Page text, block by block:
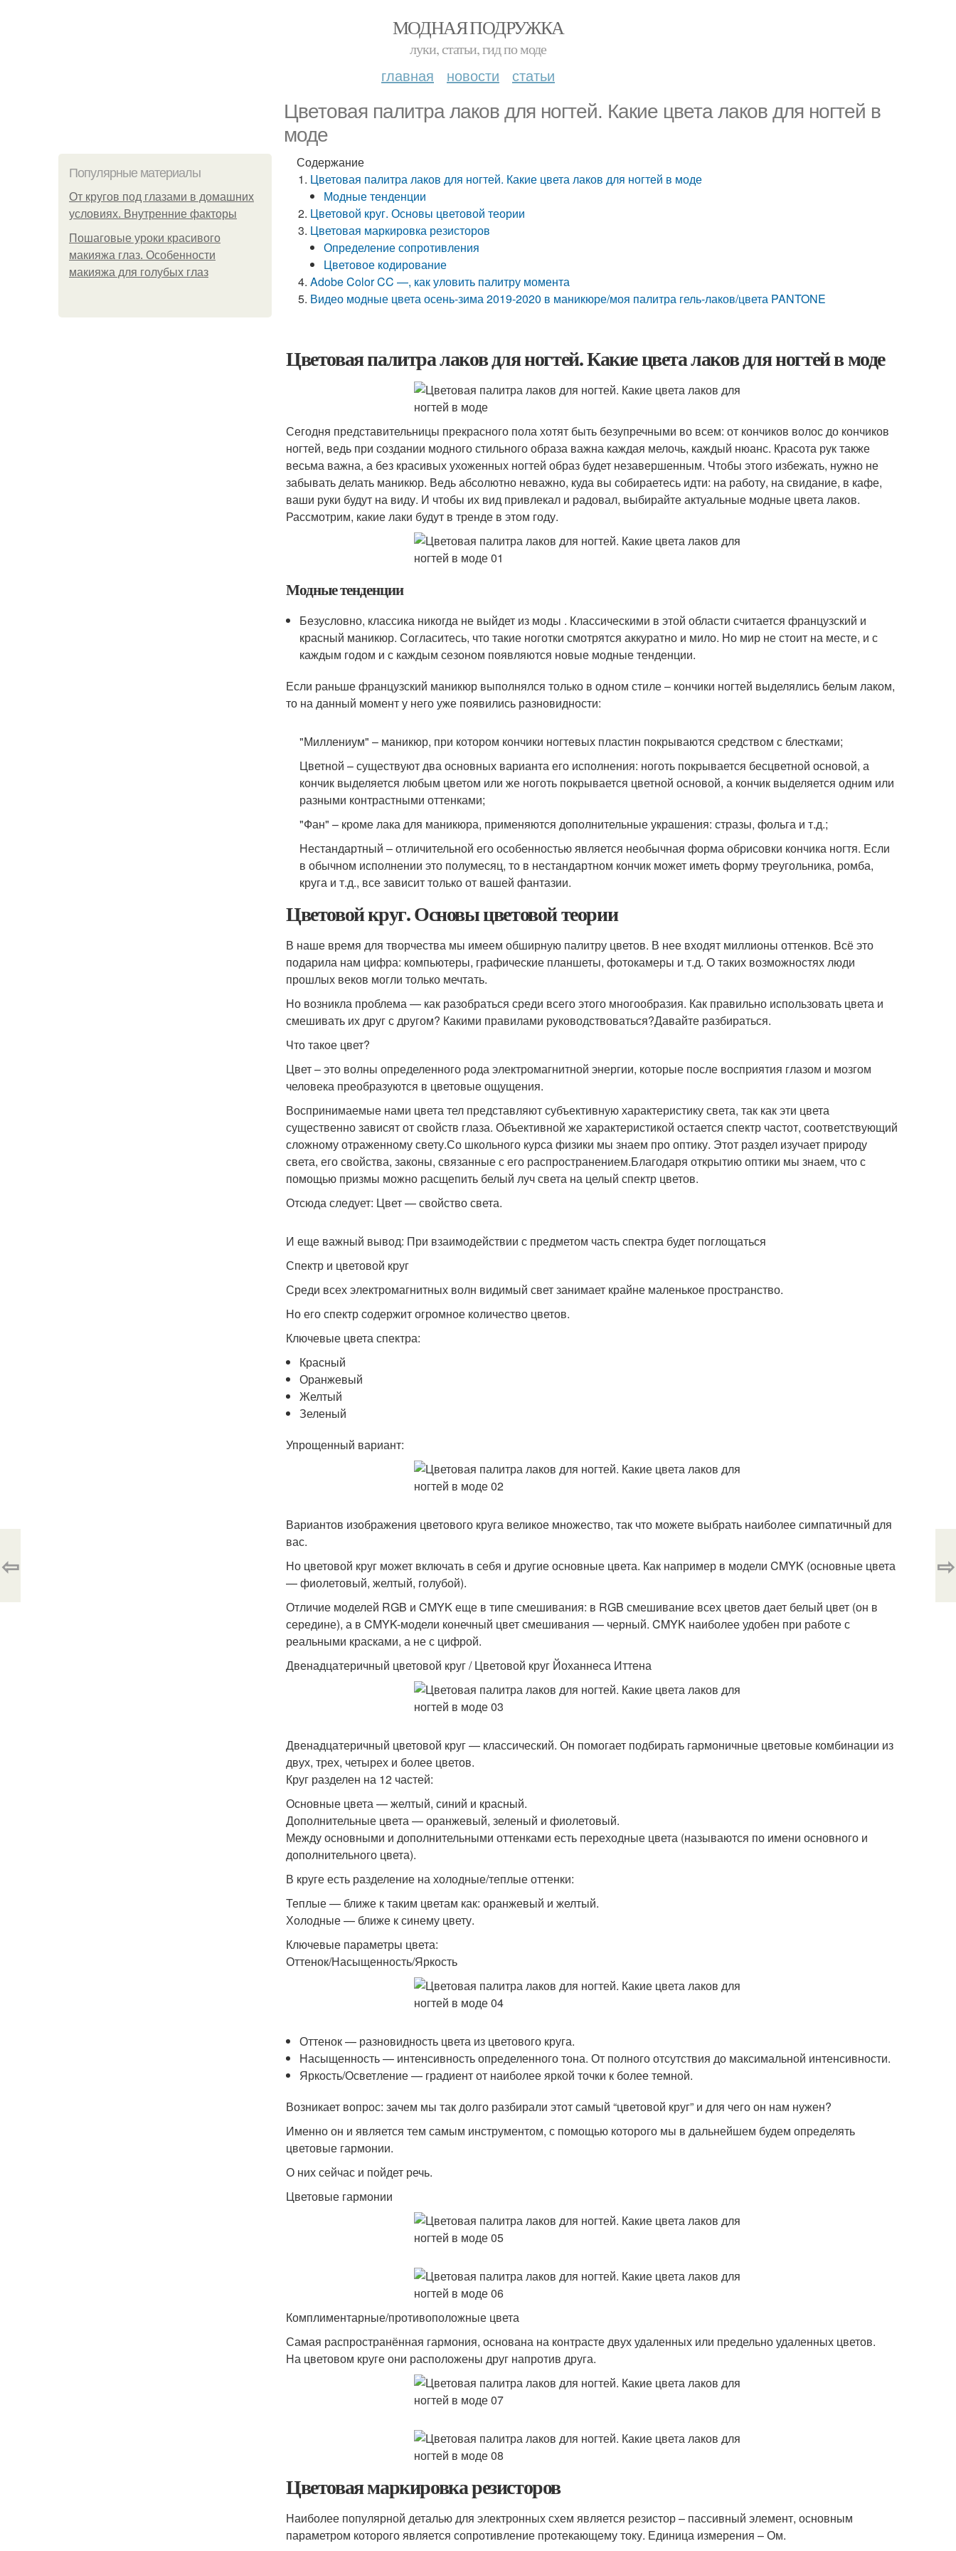
МОДНАЯ ПОДРУЖКА
луки, статьи, гид по моде
главная новости статьи
Цветовая палитра лаков для ногтей. Какие цвета лаков для ногтей в
моде
Популярные материалы
От кругов под глазами в домашних
условиях. Внутренние факторы
Пошаговые уроки красивого
макияжа глаз. Особенности
макияжа для голубых глаз
Содержание
Цветовая палитра лаков для ногтей. Какие цвета лаков для ногтей в моде
Модные тенденции
Цветовой круг. Основы цветовой теории
Цветовая маркировка резисторов
Определение сопротивления
Цветовое кодирование
Adobe Color CC —, как уловить палитру момента
Видео модные цвета осень-зима 2019-2020 в маникюре/моя палитра гель-лаков/цвета PANTONE
Цветовая палитра лаков для ногтей. Какие цвета лаков для ногтей в моде
Сегодня представительницы прекрасного пола хотят быть безупречными во всем: от кончиков волос до кончиков
ногтей, ведь при создании модного стильного образа важна каждая мелочь, каждый нюанс. Красота рук также
весьма важна, а без красивых ухоженных ногтей образ будет незавершенным. Чтобы этого избежать, нужно не
забывать делать маникюр. Ведь абсолютно неважно, куда вы собираетесь идти: на работу, на свидание, в кафе,
ваши руки будут на виду. И чтобы их вид привлекал и радовал, выбирайте актуальные модные цвета лаков.
Рассмотрим, какие лаки будут в тренде в этом году.
Модные тенденции
Безусловно, классика никогда не выйдет из моды . Классическими в этой области считается французский и
красный маникюр. Согласитесь, что такие ноготки смотрятся аккуратно и мило. Но мир не стоит на месте, и с
каждым годом и с каждым сезоном появляются новые модные тенденции.
Если раньше французский маникюр выполнялся только в одном стиле – кончики ногтей выделялись белым лаком,
то на данный момент у него уже появились разновидности:
"Миллениум" – маникюр, при котором кончики ногтевых пластин покрываются средством с блестками;
Цветной – существуют два основных варианта его исполнения: ноготь покрывается бесцветной основой, а
кончик выделяется любым цветом или же ноготь покрывается цветной основой, а кончик выделяется одним или
разными контрастными оттенками;
"Фан" – кроме лака для маникюра, применяются дополнительные украшения: стразы, фольга и т.д.;
Нестандартный – отличительной его особенностью является необычная форма обрисовки кончика ногтя. Если
в обычном исполнении это полумесяц, то в нестандартном кончик может иметь форму треугольника, ромба,
круга и т.д., все зависит только от вашей фантазии.
Цветовой круг. Основы цветовой теории
В наше время для творчества мы имеем обширную палитру цветов. В нее входят миллионы оттенков. Всё это
подарила нам цифра: компьютеры, графические планшеты, фотокамеры и т.д. О таких возможностях люди
прошлых веков могли только мечтать.
Но возникла проблема — как разобраться среди всего этого многообразия. Как правильно использовать цвета и
смешивать их друг с другом? Какими правилами руководствоваться?Давайте разбираться.
Что такое цвет?
Цвет – это волны определенного рода электромагнитной энергии, которые после восприятия глазом и мозгом
человека преобразуются в цветовые ощущения.
Воспринимаемые нами цвета тел представляют субъективную характеристику света, так как эти цвета
существенно зависят от свойств глаза. Объективной же характеристикой остается спектр частот, соответствующий
сложному отраженному свету.Со школьного курса физики мы знаем про оптику. Этот раздел изучает природу
света, его свойства, законы, связанные с его распространением.Благодаря открытию оптики мы знаем, что с
помощью призмы можно расщепить белый луч света на целый спектр цветов.
Отсюда следует: Цвет — свойство света.
И еще важный вывод: При взаимодействии с предметом часть спектра будет поглощаться
Спектр и цветовой круг
Среди всех электромагнитных волн видимый свет занимает крайне маленькое пространство.
Но его спектр содержит огромное количество цветов.
Ключевые цвета спектра:
Красный
Оранжевый
Желтый
Зеленый
Упрощенный вариант:
Вариантов изображения цветового круга великое множество, так что можете выбрать наиболее симпатичный для
вас.
Но цветовой круг может включать в себя и другие основные цвета. Как например в модели CMYK (основные цвета
— фиолетовый, желтый, голубой).
Отличие моделей RGB и CMYK еще в типе смешивания: в RGB смешивание всех цветов дает белый цвет (он в
середине), а в CMYK-модели конечный цвет смешивания — черный. CMYK наиболее удобен при работе с
реальными красками, а не с цифрой.
Двенадцатеричный цветовой круг / Цветовой круг Йоханнеса Иттена
Двенадцатеричный цветовой круг — классический. Он помогает подбирать гармоничные цветовые комбинации из
двух, трех, четырех и более цветов.
Круг разделен на 12 частей:
Основные цвета — желтый, синий и красный.
Дополнительные цвета — оранжевый, зеленый и фиолетовый.
Между основными и дополнительными оттенками есть переходные цвета (называются по имени основного и
дополнительного цвета).
В круге есть разделение на холодные/теплые оттенки:
Теплые — ближе к таким цветам как: оранжевый и желтый.
Холодные — ближе к синему цвету.
Ключевые параметры цвета:
Оттенок/Насыщенность/Яркость
Оттенок — разновидность цвета из цветового круга.
Насыщенность — интенсивность определенного тона. От полного отсутствия до максимальной интенсивности.
Яркость/Осветление — градиент от наиболее яркой точки к более темной.
Возникает вопрос: зачем мы так долго разбирали этот самый “цветовой круг” и для чего он нам нужен?
Именно он и является тем самым инструментом, с помощью которого мы в дальнейшем будем определять
цветовые гармонии.
О них сейчас и пойдет речь.
Цветовые гармонии
Комплиментарные/противоположные цвета
Самая распространённая гармония, основана на контрасте двух удаленных или предельно удаленных цветов.
На цветовом круге они расположены друг напротив друга.
Цветовая маркировка резисторов
Наиболее популярной деталью для электронных схем является резистор – пассивный элемент, основным
параметром которого является сопротивление протекающему току. Единица измерения – Ом.
⇦ ⇨